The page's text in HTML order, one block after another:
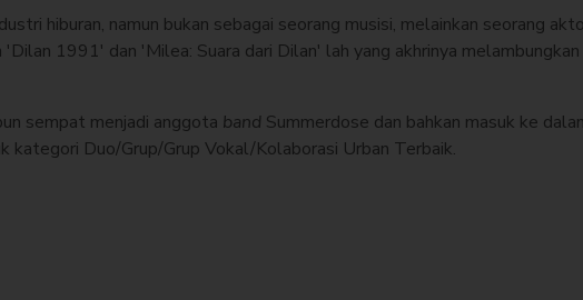
hiburan, namun bukan sebagai seorang musisi, melainkan seorang
1991' dan 'Milea: Suara dari Dilan' lah yang akhrinya melambungkan
sempat menjadi anggota band Summerdose dan bahkan masuk ke
Duo/Grup/Grup Vokal/Kolaborasi Urban Terbaik.